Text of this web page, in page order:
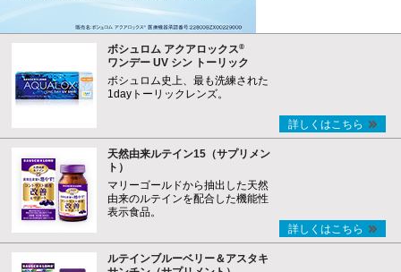
ボシュロム アクアロックス®
ワンデー UV シン トーリック
ボシュロム史上、最も洗練された
1dayトーリックレンズ。
詳しくはこちら
天然由来ルテイン15（サプリメン
ト）
マリーゴールドから抽出した天然
由来のルテインを配合した機能性
表示食品。
詳しくはこちら
ルテインブルーベリー＆アスタキ